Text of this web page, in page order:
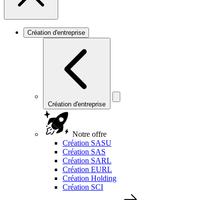
Création d'entreprise
Création d'entreprise
Notre offre
Création SASU
Création SAS
Création SARL
Création EURL
Création Holding
Création SCI